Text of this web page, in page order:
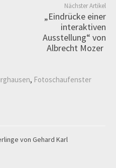
Nächster Artikel
„Eindrücke einer
interaktiven
Ausstellung“ von
Albrecht Mozer
, Fotoschaufenster
von Gehard Karl